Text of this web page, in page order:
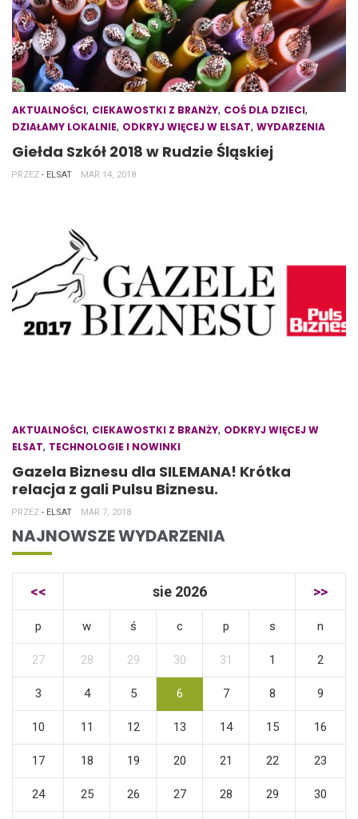
AKTUALNOŚCI, CIEKAWOSTKI Z BRANŻY, COŚ DLA DZIECI,
DZIAŁAMY LOKALNIE, ODKRYJ WIĘCEJ W ELSAT, WYDARZENIA
Giełda Szkół 2018 w Rudzie Śląskiej
PRZEZ - ELSAT MAR 14, 2018
AKTUALNOŚCI, CIEKAWOSTKI Z BRANŻY, ODKRYJ WIĘCEJ W
ELSAT, TECHNOLOGIE I NOWINKI
Gazela Biznesu dla SILEMANA! Krótka
relacja z gali Pulsu Biznesu.
PRZEZ - ELSAT MAR 7, 2018
NAJNOWSZE WYDARZENIA
<< sie 2026 >>
p w ś c p s n
27 28 29 30 31 1 2
3 4 5 6 7 8 9
10 11 12 13 14 15 16
17 18 19 20 21 22 23
24 25 26 27 28 29 30